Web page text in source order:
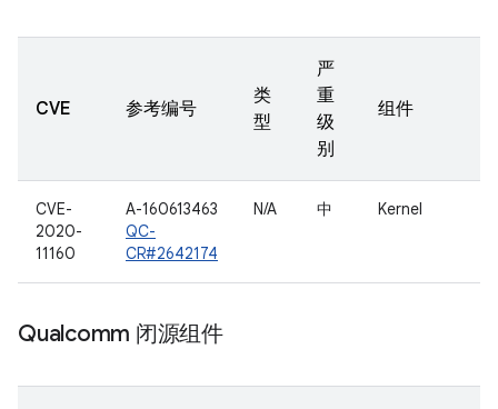
CVE 参考编号
类
型
严
重
级
别
组件
CVE-
2020-
11160
A-160613463
QC-
CR#2642174
N/A 中 Kernel
Qualcomm 闭源组件